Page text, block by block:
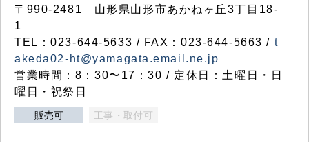
〒990-2481 山形県山形市あかねヶ丘3丁目18-
1
TEL：023-644-5633 / FAX：023-644-5663 / t
akeda02-ht@yamagata.email.ne.jp
営業時間：8：30〜17：30 / 定休日：土曜日・日
曜日・祝祭日
販売可 工事・取付可